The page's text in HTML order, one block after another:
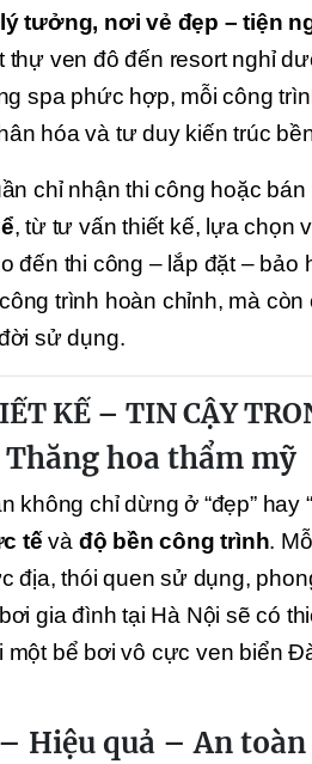
tưởng, nơi vẻ đẹp – tiện
thự ven đô đến resort nghỉ
spa phức hợp, mỗi công
hóa và tư duy kiến trúc
chỉ nhận thi công hoặc bán
, từ tư vấn thiết kế, lựa chọn
đến thi công – lắp đặt – bảo
trình hoàn chỉnh, mà
sử dụng.
KẾ – TIN CẬY
hoa thẩm mỹ
không chỉ dừng ở “đẹp” hay
tế và độ bền công trình.
địa, thói quen sử dụng,
gia đình tại Hà Nội sẽ có
bể bơi vô cực ven biển
Hiệu quả – An toàn